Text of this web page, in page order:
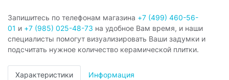
Запишитесь по телефонам магазина +7 (499) 460-56-
01 и +7 (985) 025-48-73 на удобное Вам время, и наши
специалисты помогут визуализировать Ваши задумки и
подсчитать нужное количество керамической плитки.
Характеристики Информация